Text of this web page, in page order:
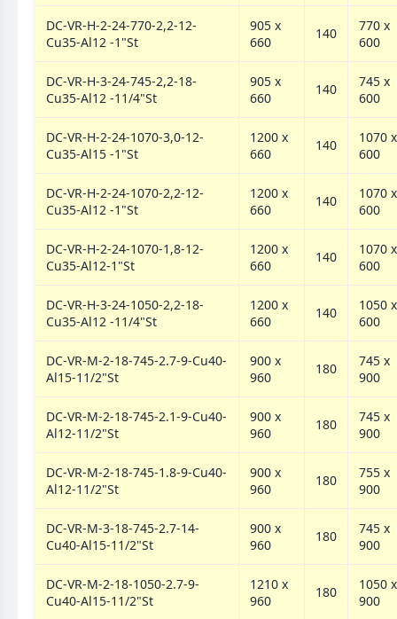
DC-VR-H-2-24-770-2,2-12-
Cu35-Al12 -1"St
905 х
660
140
770 х
600
DC-VR-H-3-24-745-2,2-18-
Cu35-Al12 -11/4"St
905 х
660
140
745 x
600
DC-VR-H-2-24-1070-3,0-12-
Cu35-Al15 -1"St
1200 х
660
140
1070 х
600
DC-VR-H-2-24-1070-2,2-12-
Cu35-Al12 -1"St
1200 х
660
140
1070 х
600
DC-VR-H-2-24-1070-1,8-12-
Cu35-Al12-1"St
1200 х
660
140
1070 х
600
DC-VR-H-3-24-1050-2,2-18-
Cu35-Al12 -11/4"St
1200 х
660
140
1050 х
600
DC-VR-M-2-18-745-2.7-9-Cu40-
Al15-11/2"St
900 х
960
180
745 х
900
DC-VR-M-2-18-745-2.1-9-Cu40-
Al12-11/2"St
900 х
960
180
745 х
900
DC-VR-M-2-18-745-1.8-9-Cu40-
Al12-11/2"St
900 х
960
180
755 х
900
DC-VR-M-3-18-745-2.7-14-
Cu40-Al15-11/2"St
900 х
960
180
745 х
900
DC-VR-M-2-18-1050-2.7-9-
Cu40-Al15-11/2"St
1210 х
960
180
1050 х
900